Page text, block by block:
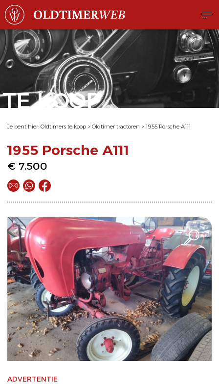
TE KOOP
Je bent hier: Oldtimers te koop > Oldtimer tractoren > 1955 Porsche A111
1955 Porsche A111
€ 7.500
ADVERTENTIE